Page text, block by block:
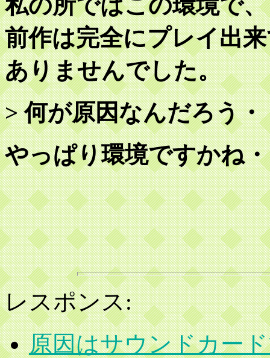
私の所ではこの環境で、
前作は完全にプレイ出
ありませんでした。
> 何が原因なんだろう・
やっぱり環境ですかね
レスポンス:
原因はサウンドカー